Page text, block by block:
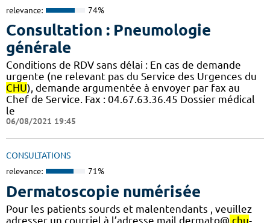
relevance: 74%
Consultation : Pneumologie
générale
Conditions de RDV sans délai : En cas de demande
urgente (ne relevant pas du Service des Urgences du
CHU), demande argumentée à envoyer par fax au
Chef de Service. Fax : 04.67.63.36.45 Dossier médical
le
06/08/2021 19:45
CONSULTATIONS
relevance: 71%
Dermatoscopie numérisée
Pour les patients sourds et malentendants , veuillez
adresser un courriel à l’adresse mail dermato@ chu-